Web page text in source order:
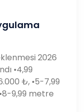
2026
•4,99
₺, •5-7,99
9,99 metre